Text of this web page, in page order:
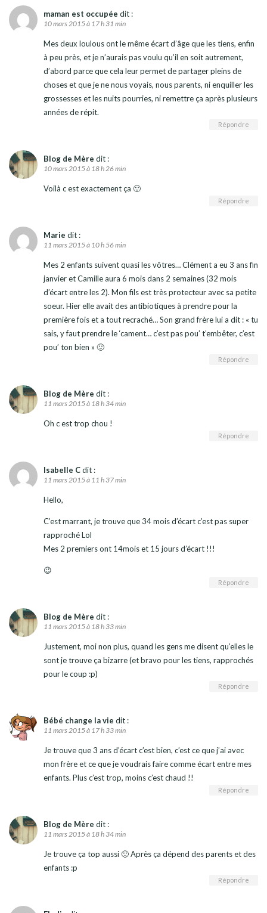
maman est occupée dit :
10 mars 2015 à 17 h 31 min
Mes deux loulous ont le même écart d’âge que les tiens, enfin
à peu près, et je n’aurais pas voulu qu’il en soit autrement,
d’abord parce que cela leur permet de partager pleins de
choses et que je ne nous voyais, nous parents, ni enquiller les
grossesses et les nuits pourries, ni remettre ça après plusieurs
années de répit.
Répondre
Blog de Mère dit :
10 mars 2015 à 18 h 26 min
Voilà c est exactement ça 🙂
Répondre
Marie dit :
11 mars 2015 à 10 h 56 min
Mes 2 enfants suivent quasi les vôtres… Clément a eu 3 ans fin
janvier et Camille aura 6 mois dans 2 semaines (32 mois
d’écart entre les 2). Mon fils est très protecteur avec sa petite
soeur. Hier elle avait des antibiotiques à prendre pour la
première fois et a tout recraché… Son grand frère lui a dit : « tu
sais, y faut prendre le ‘cament… c’est pas pou’ t’embêter, c’est
pou’ ton bien » 🙂
Répondre
Blog de Mère dit :
11 mars 2015 à 18 h 34 min
Oh c est trop chou !
Répondre
Isabelle Cdit :
11 mars 2015 à 11 h 37 min
Hello,
C’est marrant, je trouve que 34 mois d’écart c’est pas super
rapproché Lol
Mes 2 premiers ont 14mois et 15 jours d’écart !!!
😉
Répondre
Blog de Mère dit :
11 mars 2015 à 18 h 33 min
Justement, moi non plus, quand les gens me disent qu’elles le
sont je trouve ça bizarre (et bravo pour les tiens, rapprochés
pour le coup :p)
Répondre
Bébé change la vie dit :
11 mars 2015 à 17 h 33 min
Je trouve que 3 ans d’écart c’est bien, c’est ce que j’ai avec
mon frère et ce que je voudrais faire comme écart entre mes
enfants. Plus c’est trop, moins c’est chaud !!
Répondre
Blog de Mère dit :
11 mars 2015 à 18 h 34 min
Je trouve ça top aussi 🙂 Après ça dépend des parents et des
enfants :p
Répondre